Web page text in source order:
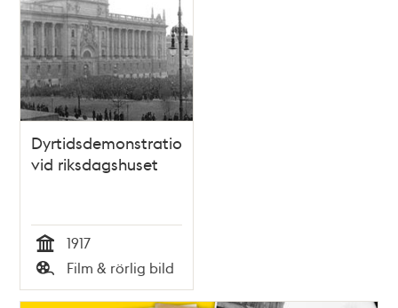
poster
och
teman
Dyrtidsdemonstration
vid riksdagshuset
Tid
1917
Typ
Film & rörlig bild